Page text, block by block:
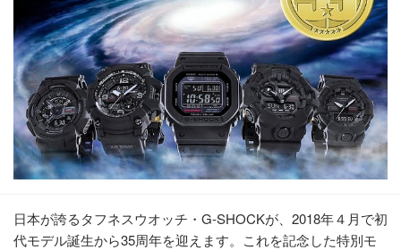
日本が誇るタフネスウオッチ・G-SHOCKが、2018年４月で初
代モデル誕生から35周年を迎えます。これを記念した特別モ